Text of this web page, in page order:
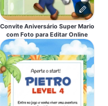
Convite Aniversário Super Mario
com Foto para Editar Online